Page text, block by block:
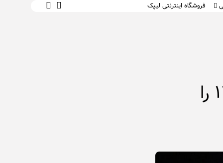
صوتی و
فروشگاه اینترنتی لیپک
مایکروسافت بالاخره منوی استارت ویندوز ۱۱ را